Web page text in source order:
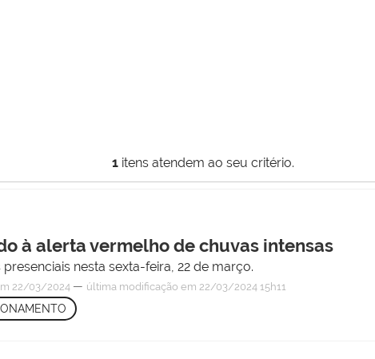
1 itens atendem ao seu critério.
à alerta vermelho de chuvas intensas
nesta sexta-feira, 22 de março.
22/03/2024 — última modificação em 22/03/2024 15h11